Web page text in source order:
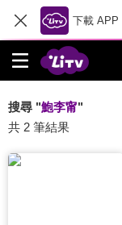
下載 APP
搜尋 "鮑李甯"
共 2 筆結果